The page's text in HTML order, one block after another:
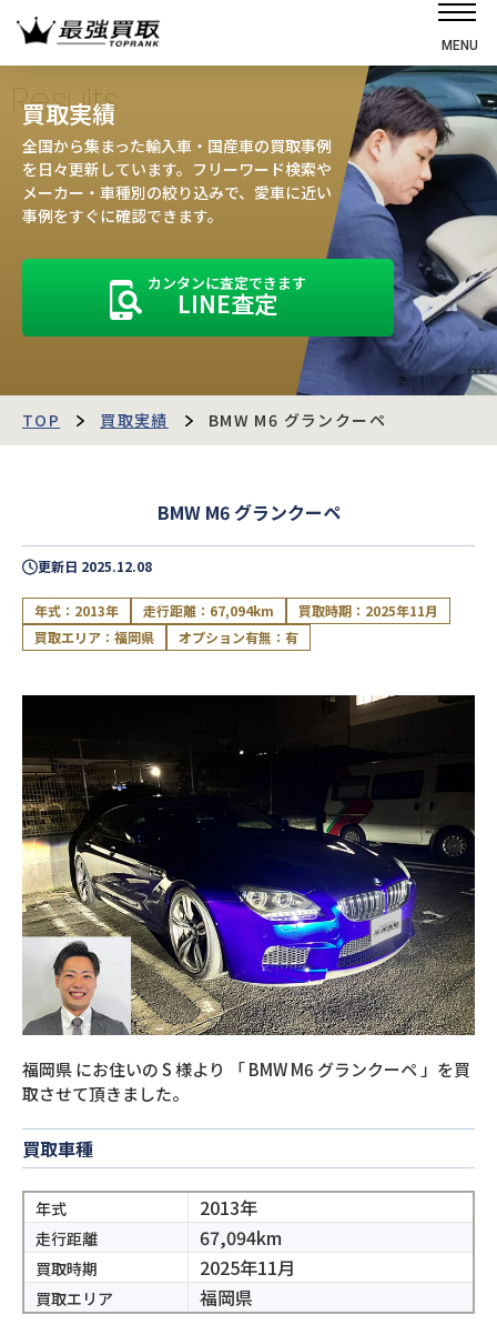
MENU
選ばれる理由
高価買取の仕組み
売却の流れ
お客様の声
運営会社
最強買取マガジン
閉じる
Results
買取実績
全国から集まった輸入車・国産車の買取事例
を日々更新しています。フリーワード検索や
メーカー・車種別の絞り込みで、愛車に近い
事例をすぐに確認できます。
カンタンに査定できます
LINE査定
TOP 買取実績 BMW M6 グランクーペ
BMW M6 グランクーペ
更新日 2025.12.08
年式：2013年 走行距離：67,094km
買取時期：2025年11月
買取エリア：福岡県
オプション有無：有
福岡県にお住いのS様より 「BMW M6 グランクーペ 」を買
取させて頂きました。
買取車種
年式 2013年
走行距離 67,094km
買取時期 2025年11月
買取エリア 福岡県